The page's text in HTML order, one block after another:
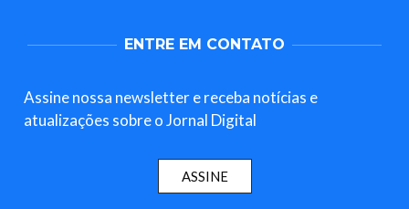
ENTRE EM CONTATO
Assine nossa newsletter e receba notícias e
atualizações sobre o Jornal Digital
ASSINE